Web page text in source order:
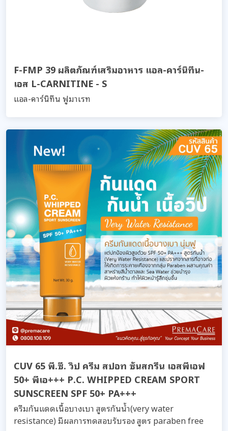
F-FMP 39 ผลิตภัณฑ์เสริมอาหาร แอล-คาร์นิทีน-
เอส L-CARNITINE - S
แอล-คาร์นิทีน ฟูมาเรท
CUV 65 พี.ซี. วิป ครีม สปอท ซันสกรีน เอสพีเอฟ
50+ พีเอ+++ P.C. WHIPPED CREAM SPORT
SUNSCREEN SPF 50+ PA+++
ครีมกันแดดเนื้อบางเบา สูตรกันน้ำ(very water
resistance) มีผลการทดสอบรับรอง สูตร paraben free